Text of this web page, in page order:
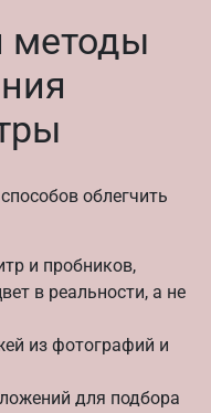
методы
облегчить
и пробников,
в реальности, а не
из фотографий и
для подбора